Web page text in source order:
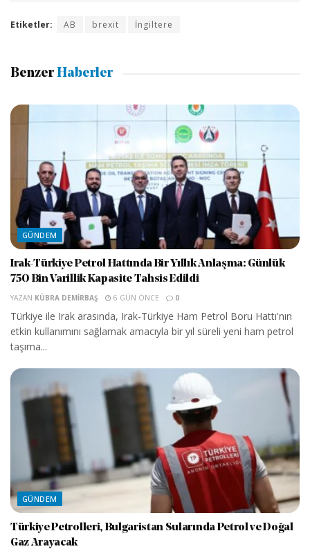
Etiketler: AB brexit İngiltere
Benzer Haberler
GÜNDEM
Irak-Türkiye Petrol Hattında Bir Yıllık Anlaşma: Günlük
750 Bin Varillik Kapasite Tahsis Edildi
YAZAN KÜBRA DEMIRBAŞ 6 GÜN ÖNCE 0
Türkiye ile Irak arasında, Irak-Türkiye Ham Petrol Boru Hattı'nın
etkin kullanımını sağlamak amacıyla bir yıl süreli yeni ham petrol
taşıma...
GÜNDEM
Türkiye Petrolleri, Bulgaristan Sularında Petrol ve Doğal
Gaz Arayacak